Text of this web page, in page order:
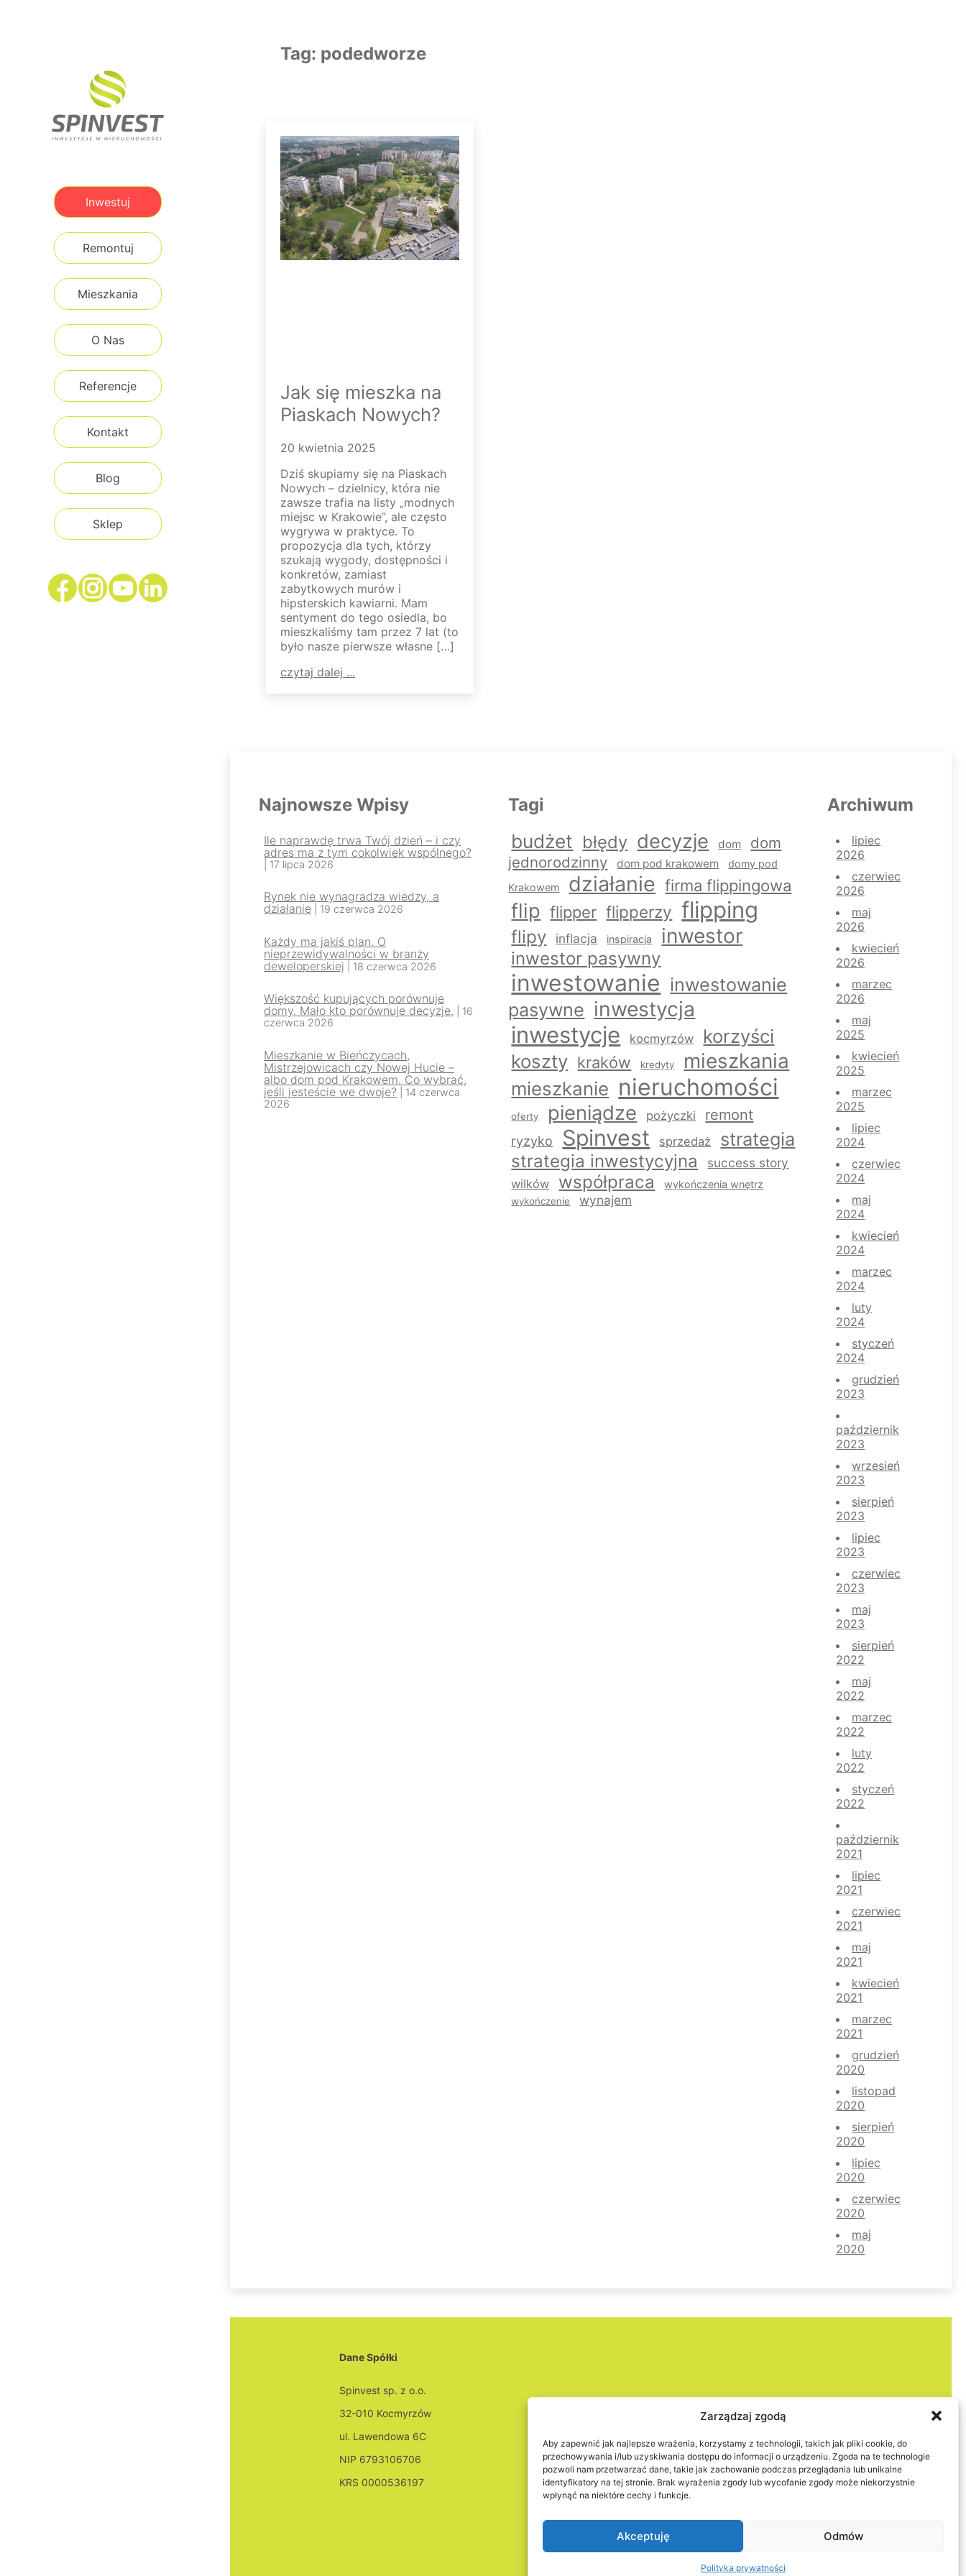
Zarządzaj zgodą
Aby zapewnić jak najlepsze wrażenia, korzystamy z technologii, takich jak pliki cookie, do
przechowywania i/lub uzyskiwania dostępu do informacji o urządzeniu. Zgoda na te technologie
pozwoli nam przetwarzać dane, takie jak zachowanie podczas przeglądania lub unikalne
identyfikatory na tej stronie. Brak wyrażenia zgody lub wycofanie zgody może niekorzystnie
wpłynąć na niektóre cechy i funkcje.
Akceptuję Odmów
Polityka prywatności
Inwestuj
Remontuj
Mieszkania
O Nas
Referencje
Kontakt
Blog
Sklep
Tag: podedworze
Jak się mieszka na
Piaskach Nowych?
20 kwietnia 2025
Dziś skupiamy się na Piaskach
Nowych – dzielnicy, która nie
zawsze trafia na listy „modnych
miejsc w Krakowie”, ale często
wygrywa w praktyce. To
propozycja dla tych, którzy
szukają wygody, dostępności i
konkretów, zamiast
zabytkowych murów i
hipsterskich kawiarni. Mam
sentyment do tego osiedla, bo
mieszkaliśmy tam przez 7 lat (to
było nasze pierwsze własne […]
czytaj dalej ...
Najnowsze Wpisy
Ile naprawdę trwa Twój dzień – i czy
adres ma z tym cokolwiek wspólnego?
| 17 lipca 2026
Rynek nie wynagradza wiedzy, a
działanie | 19 czerwca 2026
Każdy ma jakiś plan. O
nieprzewidywalności w branży
deweloperskiej | 18 czerwca 2026
Większość kupujących porównuje
domy. Mało kto porównuje decyzje. | 16
czerwca 2026
Mieszkanie w Bieńczycach,
Mistrzejowicach czy Nowej Hucie –
albo dom pod Krakowem. Co wybrać,
jeśli jesteście we dwoje? | 14 czerwca
2026
Tagi
budżet błędy decyzje dom
dom
jednorodzinny
dom pod krakowem
domy pod
Krakowem
działanie firma flippingowa
flip flipper flipperzy flipping
flipy inflacja inspiracja inwestor
inwestor pasywny
inwestowanie inwestowanie
pasywne inwestycja
inwestycje kocmyrzów
korzyści
koszty kraków kredyty mieszkania
mieszkanie nieruchomości
oferty pieniądze pożyczki remont
ryzyko Spinvest sprzedaż strategia
strategia inwestycyjna success story
wilków współpraca wykończenia wnętrz
wykończenie wynajem
Archiwum
lipiec
2026
czerwiec
2026
maj
2026
kwiecień
2026
marzec
2026
maj
2025
kwiecień
2025
marzec
2025
lipiec
2024
czerwiec
2024
maj
2024
kwiecień
2024
marzec
2024
luty
2024
styczeń
2024
grudzień
2023
październik
2023
wrzesień
2023
sierpień
2023
lipiec
2023
czerwiec
2023
maj
2023
sierpień
2022
maj
2022
marzec
2022
luty
2022
styczeń
2022
październik
2021
lipiec
2021
czerwiec
2021
maj
2021
kwiecień
2021
marzec
2021
grudzień
2020
listopad
2020
sierpień
2020
lipiec
2020
czerwiec
2020
maj
2020
Dane Spółki
Spinvest sp. z o.o.
32-010 Kocmyrzów
ul. Lawendowa 6C
NIP 6793106706
KRS 0000536197
szymon.sypniowski@spinvest.com.pl
Reklamacje:+48 692 515 761,joanna.sypniowska@spinvest.com.pl
Polityka prywatności